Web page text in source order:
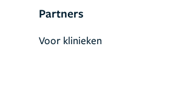
Partners
Voor klinieken